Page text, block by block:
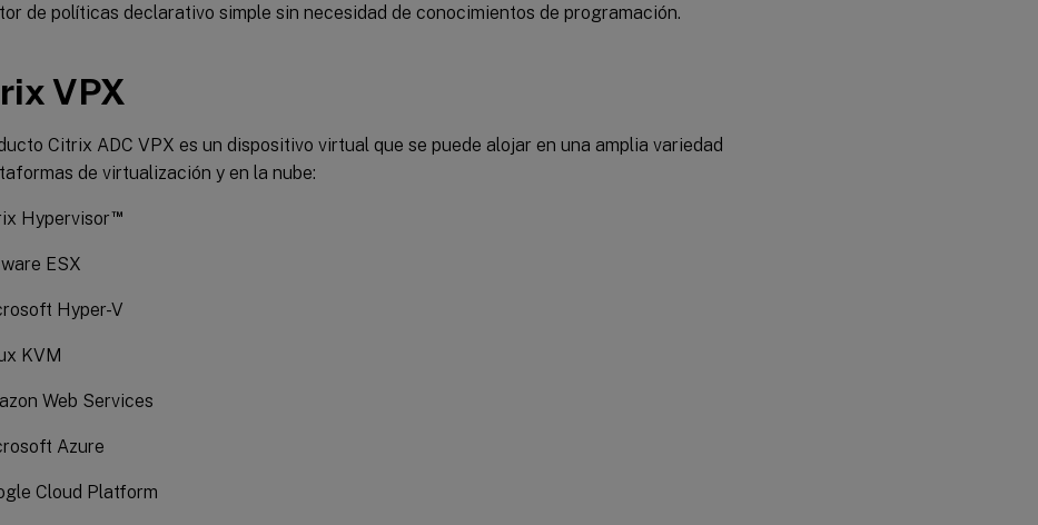
de políticas declarativo simple sin necesidad de conocimientos de programación.
VPX
Citrix ADC VPX es un dispositivo virtual que se puede alojar en una amplia variedad
de virtualización y en la nube:
Hypervisor™
ESX
Hyper-V
KVM
Web Services
Azure
Cloud Platform